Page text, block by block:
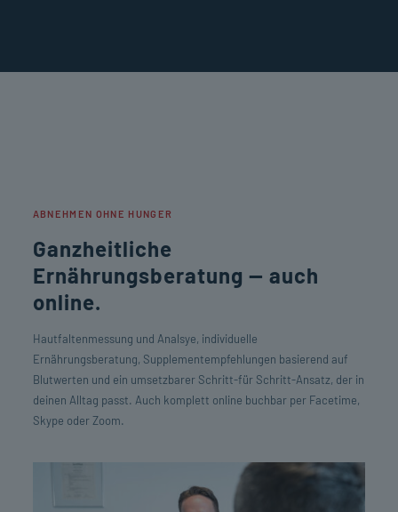
ABNEHMEN OHNE HUNGER
Ganzheitliche
Ernährungsberatung — auch
online.
Hautfaltenmessung und Analsye, individuelle
Ernährungsberatung, Supplementempfehlungen basierend auf
Blutwerten und ein umsetzbarer Schritt-für Schritt-Ansatz, der in
deinen Alltag passt. Auch komplett online buchbar per Facetime,
Skype oder Zoom.